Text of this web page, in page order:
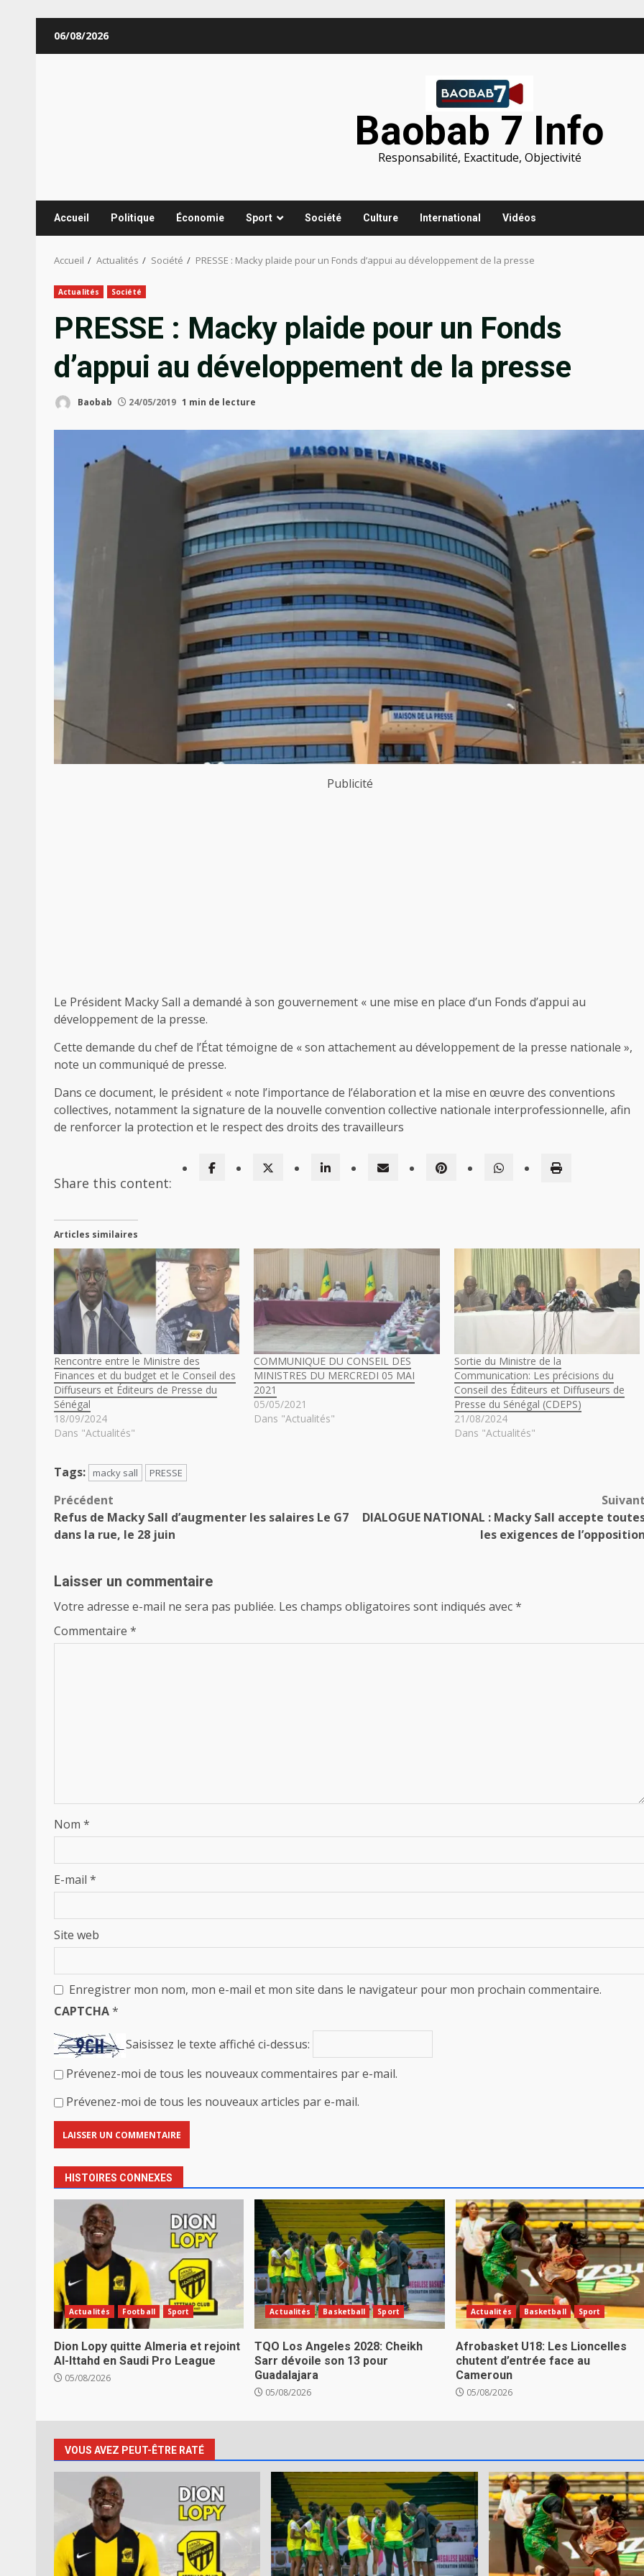
06/08/2026
Baobab 7 Info
Responsabilité, Exactitude, Objectivité
Accueil Politique Économie Sport Société Culture International Vidéos
Accueil Actualités Société PRESSE : Macky plaide pour un Fonds d’appui au développement de la presse
Actualités Société
PRESSE : Macky plaide pour un Fonds
d’appui au développement de la presse
Baobab 24/05/2019 1 min de lecture
Publicité
Le Président Macky Sall a demandé à son gouvernement « une mise en place d’un Fonds d’appui au
développement de la presse.
Cette demande du chef de l’État témoigne de « son attachement au développement de la presse nationale »,
note un communiqué de presse.
Dans ce document, le président « note l’importance de l’élaboration et la mise en œuvre des conventions
collectives, notamment la signature de la nouvelle convention collective nationale interprofessionnelle, afin
de renforcer la protection et le respect des droits des travailleurs
Share this content:
Articles similaires
Rencontre entre le Ministre des
Finances et du budget et le Conseil des
Diffuseurs et Éditeurs de Presse du
Sénégal
18/09/2024
Dans "Actualités"
COMMUNIQUE DU CONSEIL DES
MINISTRES DU MERCREDI 05 MAI
2021
05/05/2021
Dans "Actualités"
Sortie du Ministre de la
Communication: Les précisions du
Conseil des Éditeurs et Diffuseurs de
Presse du Sénégal (CDEPS)
21/08/2024
Dans "Actualités"
Tags: macky sall PRESSE
Navigation
d’article
Précédent
Refus de Macky Sall d’augmenter les salaires Le G7
dans la rue, le 28 juin
Suivant
DIALOGUE NATIONAL : Macky Sall accepte
les exigences de l’opposition
Laisser un commentaire
Votre adresse e-mail ne sera pas publiée. Les champs obligatoires sont indiqués avec*
Commentaire *
Nom *
E-mail *
Site web
Enregistrer mon nom, mon e-mail et mon site dans le navigateur pour mon prochain commentaire.
CAPTCHA*
Saisissez le texte affiché ci-dessus:
Prévenez-moi de tous les nouveaux commentaires par e-mail.
Prévenez-moi de tous les nouveaux articles par e-mail.
HISTOIRES CONNEXES
Actualités Football Sport
Dion Lopy quitte Almeria et rejoint
Al-Ittahd en Saudi Pro League
05/08/2026
Actualités Basketball Sport
TQO Los Angeles 2028: Cheikh
Sarr dévoile son 13 pour
Guadalajara
05/08/2026
Actualités Basketball Sport
Afrobasket U18: Les Lioncelles
chutent d’entrée face au
Cameroun
05/08/2026
VOUS AVEZ PEUT-ÊTRE RATÉ